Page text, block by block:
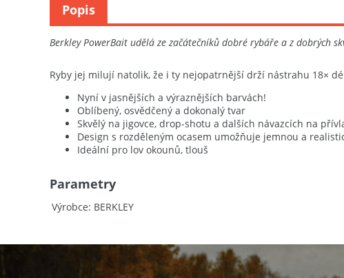
Berkley PowerBait udělá ze začátečníků dobré rybáře a z dobrých
Ryby jej milují natolik, že i ty nejopatrnější drží nástrahu 18×
Nyní v jasnějších a výraznějších barvách!
Oblíbený, osvědčený a dokonalý tvar
Skvělý na jigovce, drop-shotu a dalších návazcích na
Design s rozděleným ocasem umožňuje jemnou a
Ideální pro lov okounů, tlouš
Výrobce BERKLEY
Parametry
Popis